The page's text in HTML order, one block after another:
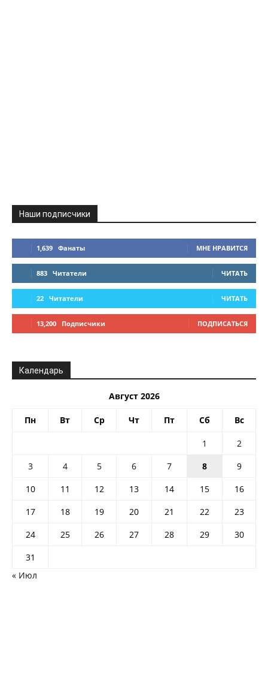
Наши подписчики
1,639 Фанаты МНЕ НРАВИТСЯ
883 Читатели ЧИТАТЬ
22 Читатели ЧИТАТЬ
13,200 Подписчики ПОДПИСАТЬСЯ
Календарь
Август 2026
Пн Вт Ср Чт Пт Сб Вс
1
2
3
4 5 6 7 8
9
10
11 12 13 14 15
16
17
18 19 20 21 22
23
24
25 26 27 28 29
30
31
« Июл